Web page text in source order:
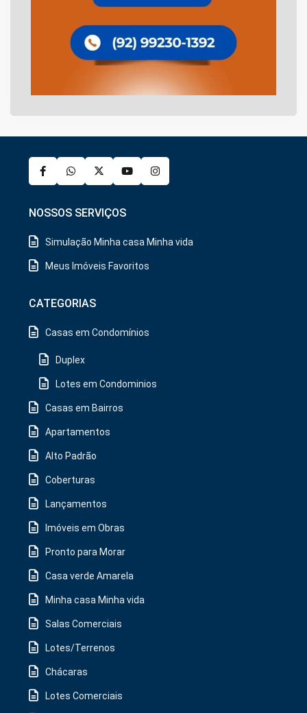
NOSSOS SERVIÇOS
Simulação Minha casa Minha vida
Meus Imóveis Favoritos
CATEGORIAS
Casas em Condomínios
Duplex
Lotes em Condominios
Casas em Bairros
Apartamentos
Alto Padrão
Coberturas
Lançamentos
Imóveis em Obras
Pronto para Morar
Casa verde Amarela
Minha casa Minha vida
Salas Comerciais
Lotes/Terrenos
Chácaras
Lotes Comerciais